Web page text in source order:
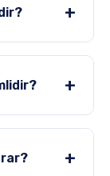
+
+
+